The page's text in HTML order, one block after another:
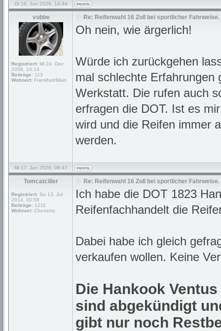
Di 16. Jun 2026, 14:44
vobbe
Registriert: Mi 24. Dez
2008, 14:14
Beiträge: 113
Wohnort: Frankfurt/Main
Re: Reifenwahl 16 Zoll bei sportlicher Fahrweise.
Oh nein, wie ärgerlich!
Würde ich zurückgehen
mal schlechte Erfahrungen
Werkstatt. Die rufen auch
erfragen die DOT. Ist es
wird und die Reifen immer
werden.
Mi 17. Jun 2026, 06:47
Tomcatciller
Registriert: So 13. Jul
2014, 00:58
Beiträge: 1211
Wohnort: Chemnitz
Re: Reifenwahl 16 Zoll bei sportlicher Fahrweise.
Ich habe die DOT 1823
Reifenfachhandelt die
Dabei habe ich gleich
verkaufen wollen. Keine
Die Hankook
sind abgekündigt
gibt nur noch